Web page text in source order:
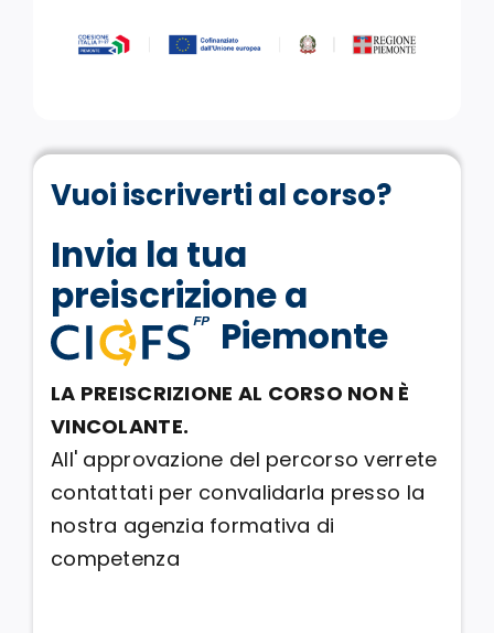
Vuoi iscriverti al corso?
Invia la tua
preiscrizione a
Piemonte
LA PREISCRIZIONE AL CORSO NON È
VINCOLANTE.
All' approvazione del percorso verrete
contattati per convalidarla presso la
nostra agenzia formativa di
competenza